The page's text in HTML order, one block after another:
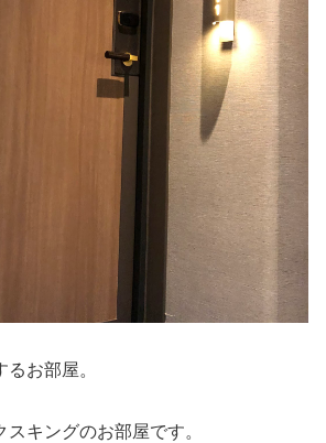
お部屋。
スキングのお部屋です。